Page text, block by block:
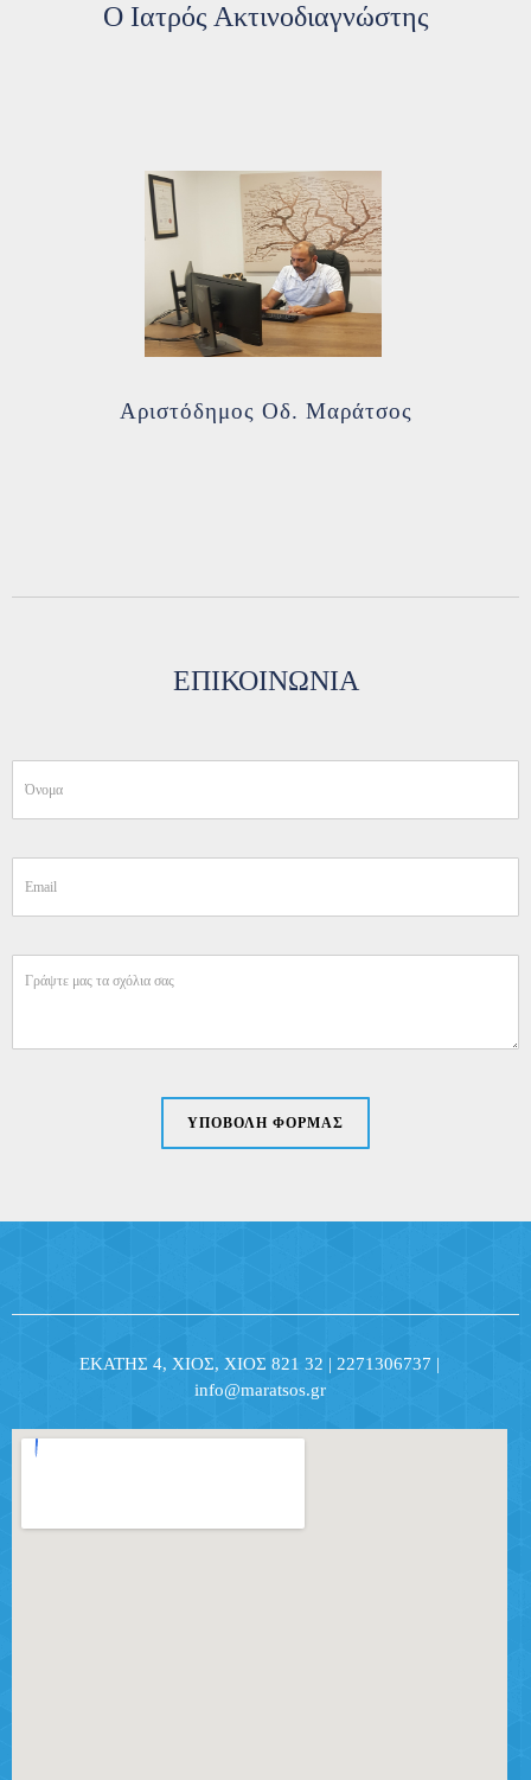
Ο Ιατρός Ακτινοδιαγνώστης
Αριστόδημος Οδ. Μαράτσος
ΕΠΙΚΟΙΝΩΝΙΑ
ΥΠΟΒΟΛΗ ΦΟΡΜΑΣ
ΕΚΑΤΗΣ 4, ΧΙΟΣ, ΧΙΟΣ 821 32 | 2271306737 |
info@maratsos.gr